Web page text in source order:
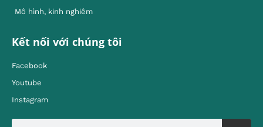
Mô hình, kinh nghiêm
Kết nối với chúng tôi
Facebook
Youtube
Instagram